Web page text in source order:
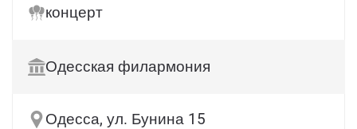
концерт
Одесская филармония
Одесса, ул. Бунина 15